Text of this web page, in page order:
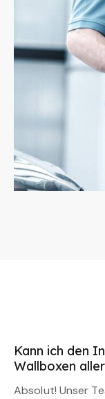
Kann ich den
Wallboxen
Absolut! Unser